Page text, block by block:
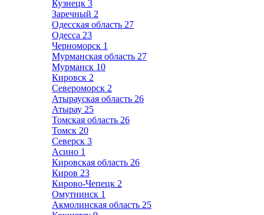
Кузнецк 3
Заречный 2
Одесская область 27
Одесса 23
Черноморск 1
Мурманская область 27
Мурманск 10
Кировск 2
Североморск 2
Атырауская область 26
Атырау 25
Томская область 26
Томск 20
Северск 3
Асино 1
Кировская область 26
Киров 23
Кирово-Чепецк 2
Омутнинск 1
Акмолинская область 25